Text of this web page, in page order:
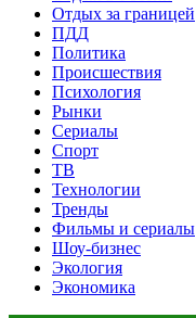
Отдых за границей
ПДД
Политика
Происшествия
Психология
Рынки
Сериалы
Спорт
ТВ
Технологии
Тренды
Фильмы и сериалы
Шоу-бизнес
Экология
Экономика